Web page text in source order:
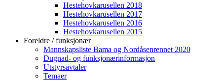
Hestehovkarusellen 2018
Hestehovkarusellen 2017
Hestehovkarusellen 2016
Hestehovkarusellen 2015
Foreldre / funksjonær
Mannskapsliste Bama og Nordåsenrennet 2020
Dugnad- og funksjonærinformasjon
Utstyrsavtaler
Temaer